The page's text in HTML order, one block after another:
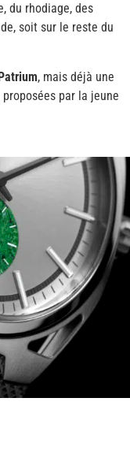
du rhodiage, des
soit sur le reste du
, mais déjà une
par la jeune